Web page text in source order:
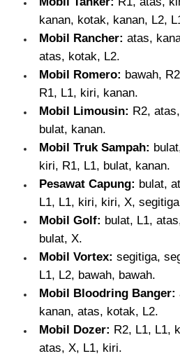
kanan, kotak, kanan, L2,
Mobil Rancher: atas,
atas, kotak, L2.
Mobil Romero: bawah,
R1, L1, kiri, kanan.
Mobil Limousin: R2,
bulat, kanan.
Mobil Truk Sampah:
kiri, R1, L1, bulat, kanan.
Pesawat Capung: bulat,
L1, L1, kiri, kiri, X,
Mobil Golf: bulat, L1,
bulat, X.
Mobil Vortex: segitiga,
L1, L2, bawah, bawah.
Mobil Bloodring Banger:
kanan, atas, kotak, L2.
Mobil Dozer: R2, L1, L1,
atas, X, L1, kiri.